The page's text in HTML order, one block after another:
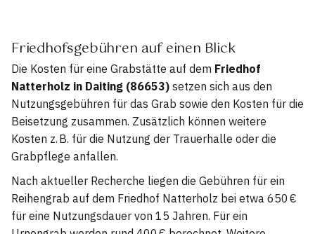
Friedhofsgebühren auf einen Blick
Die Kosten für eine Grabstätte auf dem Friedhof
Natterholz in Daiting (86653) setzen sich aus den
Nutzungsgebühren für das Grab sowie den Kosten für die
Beisetzung zusammen. Zusätzlich können weitere
Kosten z. B. für die Nutzung der Trauerhalle oder die
Grabpflege anfallen.
Nach aktueller Recherche liegen die Gebühren für ein
Reihengrab auf dem Friedhof Natterholz bei etwa 650 €
für eine Nutzungsdauer von 15 Jahren. Für ein